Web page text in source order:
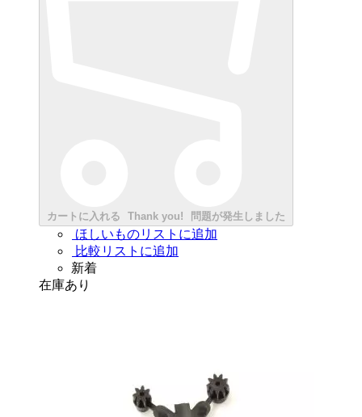
カートに入れる Thank you! 問題が発生しました
ほしいものリストに追加
比較リストに追加
新着
在庫あり